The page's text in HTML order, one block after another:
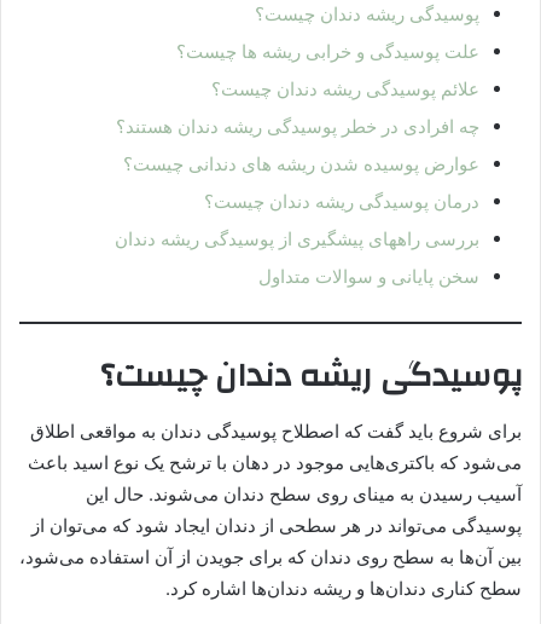
پوسیدگی ریشه دندان چیست؟
علت پوسیدگی و خرابی ریشه ها چیست؟
علائم پوسیدگی ریشه دندان چیست؟
چه افرادی در خطر پوسیدگی ریشه دندان هستند؟
عوارض پوسیده شدن ریشه های دندانی چیست؟
درمان پوسیدگی ریشه دندان چیست؟
بررسی راههای پیشگیری از پوسیدگی ریشه دندان
سخن پایانی و سوالات متداول
پوسیدگی ریشه دندان چیست؟
برای شروع باید گفت که اصطلاح پوسیدگی دندان به مواقعی اطلاق
می‌شود که باکتری‌هایی موجود در دهان با ترشح یک نوع اسید باعث
آسیب رسیدن به مینای روی سطح دندان می‌شوند. حال این
پوسیدگی می‌تواند در هر سطحی از دندان ایجاد شود که می‌توان از
بین آن‌ها به سطح روی دندان که برای جویدن از آن استفاده می‌شود،
سطح کناری دندان‌ها و ریشه دندان‌ها اشاره کرد.